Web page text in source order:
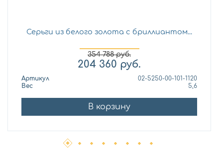
Серьги из белого золота с бриллиантом...
354 788руб.
204 360 руб.
Артикул
02-5250-00-101-1120
Вес
5,6
В корзину